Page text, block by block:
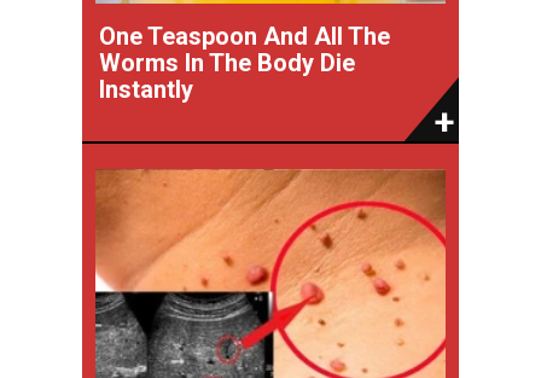
One Teaspoon And All The
Worms In The Body Die
Instantly